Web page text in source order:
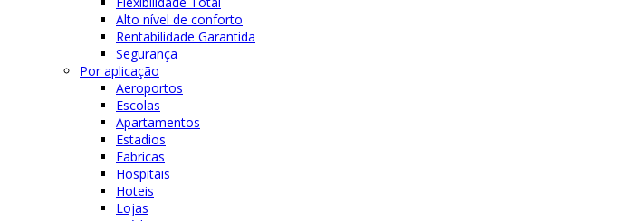
Alto nível de conforto
Rentabilidade Garantida
Segurança
Por aplicação
Aeroportos
Escolas
Apartamentos
Estadios
Fabricas
Hospitais
Hoteis
Lojas